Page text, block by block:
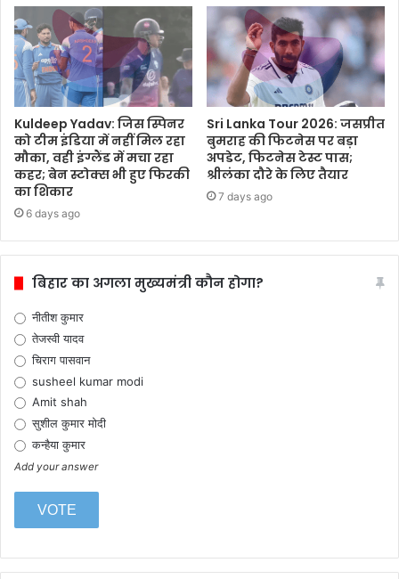
Kuldeep Yadav: जिस स्पिनर
को टीम इंडिया में नहीं मिल रहा
मौका, वही इंग्लैंड में मचा रहा
कहर; बेन स्टोक्स भी हुए फिरकी
का शिकार
6 days ago
Sri Lanka Tour 2026: जसप्रीत
बुमराह की फिटनेस पर बड़ा
अपडेट, फिटनेस टेस्ट पास;
श्रीलंका दौरे के लिए तैयार
7 days ago
बिहार का अगला मुख्यमंत्री कौन होगा?
नीतीश कुमार
तेजस्वी यादव
चिराग पासवान
susheel kumar modi
Amit shah
सुशील कुमार मोदी
कन्हैया कुमार
Add your answer